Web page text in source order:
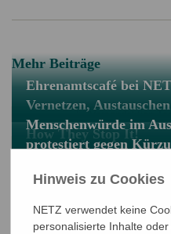
Mehr Beiträge
Ehrenamtscafé bei
Vernetzen, Austauschen
How They Stop It!
Menschenwürde im
protestiert gegen
Hinweis zu Cookies
NETZ verwendet keine
personalisierte Inhalte